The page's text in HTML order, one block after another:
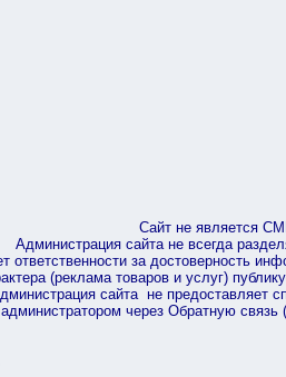
Сайт не является
Администрация сайта не всегда
ответственности за достоверность
(реклама товаров и услуг)
сайта не предоставляет
через Обратную связь